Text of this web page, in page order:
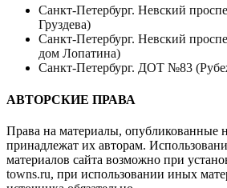
Санкт-Петербург. Невский
Груздева)
Санкт-Петербург. Невский
дом Лопатина)
Санкт-Петербург. ДОТ №83
АВТОРСКИЕ ПРАВА
Права на материалы, опубликованные
принадлежат их авторам.
материалов сайта возможно при
towns.ru, при использовании иных